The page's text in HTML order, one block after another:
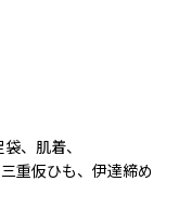
、肌着、
重仮ひも、伊達締め